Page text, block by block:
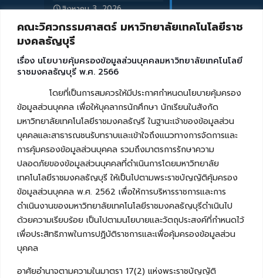
คณะวิศวกรรมศาสตร์ มหาวิทยาลัยเทคโนโลยีราช
มงคลธัญบุรี
เรื่อง นโยบายคุ้มครองข้อมูลส่วนบุคคลมหาวิทยาลัยเทคโนโลยี
ราชมงคลธัญบุรี พ.ศ. 2566
โดยที่เป็นการสมควรให้มีประกาศกำหนดนโยบายคุ้มครอง
ข้อมูลส่วนบุคคล เพื่อให้บุคลากรนักศึกษา นักเรียนในสังกัด
มหาวิทยาลัยเทคโนโลยีราชมงคลธัญรี ในฐานะเจ้าของข้อมูลส่วน
บุคคลและสาธารณชนรับทราบและเข้าใจถึงแนวทางการจัดการและ
การคุ้มครองข้อมูลส่วนบุคคล รวมถึงมาตรการรักษาความ
ปลอดภัยของข้อมูลส่วนบุคคลที่ดำเนินการโดยมหาวิทยาลัย
เทคโนโลยีราชมงคลธัญบุรี ให้เป็นไปตามพระราชบัญญัติคุ้มครอง
ข้อมูลส่วนบุคคล พ.ศ. 2562 เพื่อให้การบริหารราชการและการ
ดำเนินงานของมหาวิทยาลัยเทคโนโลยีราชมงคลธัญบุรีดำเนินไป
ด้วยความเรียบร้อย เป็นไปตามนโยบายและวัตถุประสงค์ที่กำหนดไว้
เพื่อประสิทธิภาพในการปฏิบัติราชการและเพื่อคุ้มครองข้อมูลส่วน
บุคคล
อาศัยอำนาจตามความในมาตรา 17(2) แห่งพระราชบัญญัติ
สิงหาคม 3, 2026